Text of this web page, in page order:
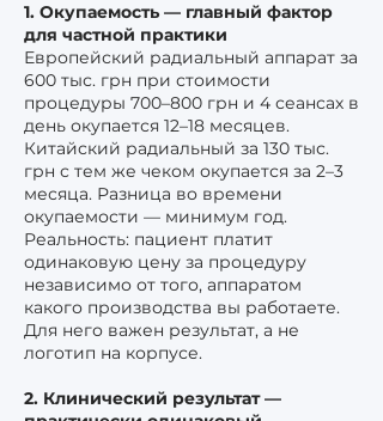
1. Окупаемость — главный фактор
для частной практики
Европейский радиальный аппарат за
600 тыс. грн при стоимости
процедуры 700–800 грн и 4 сеансах в
день окупается 12–18 месяцев.
Китайский радиальный за 130 тыс.
грн с тем же чеком окупается за 2–3
месяца. Разница во времени
окупаемости — минимум год.
Реальность: пациент платит
одинаковую цену за процедуру
независимо от того, аппаратом
какого производства вы работаете.
Для него важен результат, а не
логотип на корпусе.
2. Клинический результат —